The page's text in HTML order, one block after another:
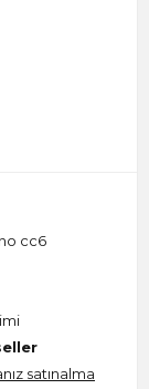
cc6
satınalma